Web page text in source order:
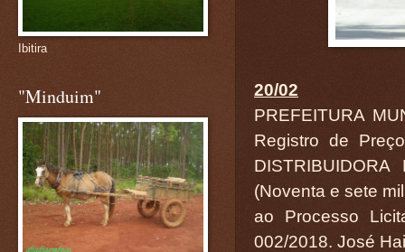
20/02
PREFEITURA
Registro de
(Noventa e sete
ao Processo
002/2018. José
Ibitira
"Minduim"